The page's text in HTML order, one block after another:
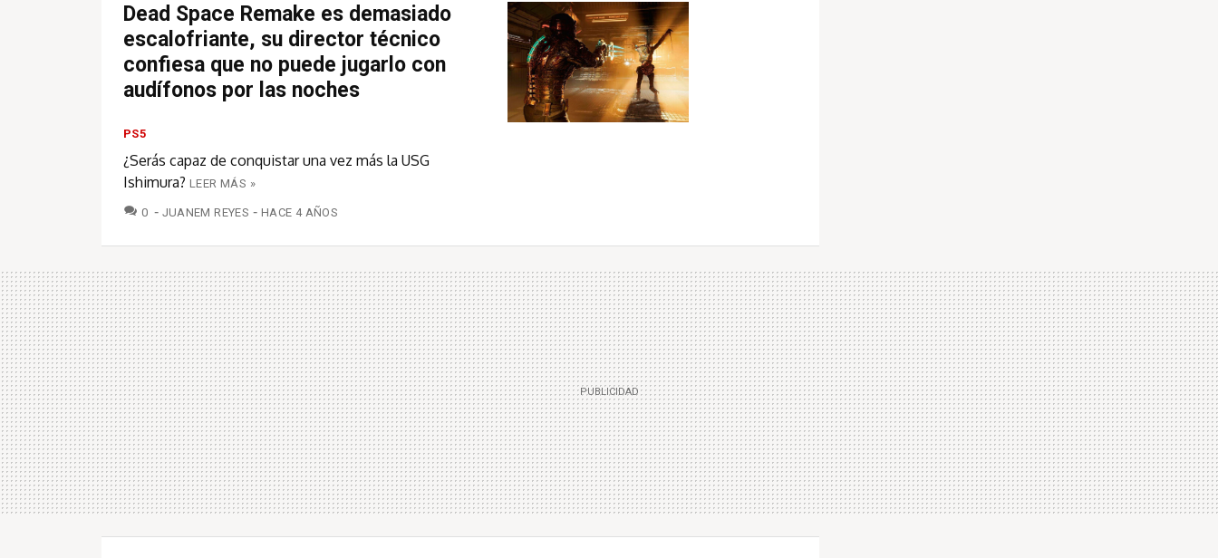
Dead Space Remake es demasiado
escalofriante, su director técnico
confiesa que no puede jugarlo con
audífonos por las noches
PS5
¿Serás capaz de conquistar una vez más la USG
Ishimura? LEER MÁS »
0 COMENTARIOS
JUANEM REYES HACE 4 AÑOS